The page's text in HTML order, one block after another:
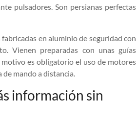
pulsadores. Son persianas perfectas
en aluminio de seguridad con
Vienen preparadas con unas guías
es obligatorio el uso de motores
mando a distancia.
información sin